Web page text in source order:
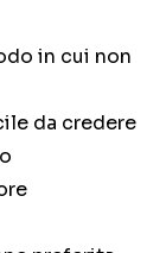
in cui non
da credere